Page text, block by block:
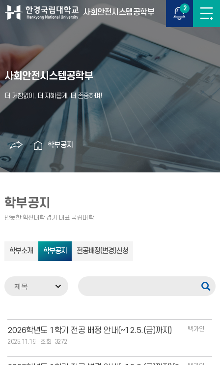
사회안전시스템공학부 2
사회안전시스템공학부
학부공지
학부공지
학부소개 학부공지 전공배정(변경)신청
2026학년도 1학기 전공 배정 안내(~12.5.(금)까지)
백가인
2025.11.19
3272